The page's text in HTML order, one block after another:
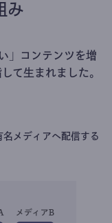
み
」コンテンツを増
て生まれました。
メディアへ配信する